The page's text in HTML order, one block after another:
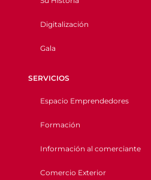
Digitalización
Gala
SERVICIOS
Espacio Emprendedores
Formación
Información al comerciante
Comercio Exterior